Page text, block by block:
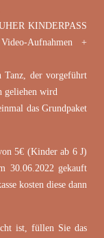
KINDERPASS
Aufnahmen +
Tanz, der vorgeführt
geliehen wird
das Grundpaket
5€ (Kinder ab 6 J)
30.06.2022 gekauft
kosten diese dann
ist, füllen Sie das